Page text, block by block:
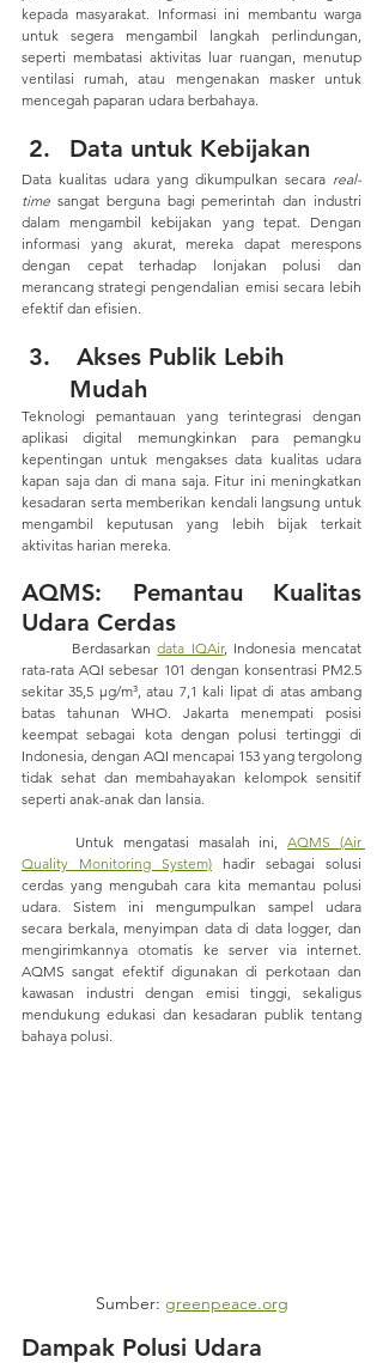
kepada masyarakat. Informasi ini membantu warga
untuk segera mengambil langkah perlindungan,
seperti membatasi aktivitas luar ruangan, menutup
ventilasi rumah, atau mengenakan masker untuk
mencegah paparan udara berbahaya.
Data untuk Kebijakan
Data kualitas udara yang dikumpulkan secara real-
time sangat berguna bagi pemerintah dan industri
dalam mengambil kebijakan yang tepat. Dengan
informasi yang akurat, mereka dapat merespons
dengan cepat terhadap lonjakan polusi dan
merancang strategi pengendalian emisi secara lebih
efektif dan efisien.
Akses Publik Lebih
Mudah
Teknologi pemantauan yang terintegrasi dengan
aplikasi digital memungkinkan para pemangku
kepentingan untuk mengakses data kualitas udara
kapan saja dan di mana saja. Fitur ini meningkatkan
kesadaran serta memberikan kendali langsung untuk
mengambil keputusan yang lebih bijak terkait
aktivitas harian mereka.
AQMS: Pemantau Kualitas
Udara Cerdas
	Berdasarkan
data IQAir, Indonesia mencatat
rata-rata AQI sebesar 101 dengan konsentrasi PM2.5
sekitar 35,5 µg/m³, atau 7,1 kali lipat di atas ambang
batas tahunan WHO. Jakarta menempati posisi
keempat sebagai kota dengan polusi tertinggi di
Indonesia, dengan AQI mencapai 153 yang tergolong
tidak sehat dan membahayakan kelompok sensitif
seperti anak-anak dan lansia.
	Untuk mengatasi masalah ini,
AQMS (Air
Quality Monitoring System) hadir sebagai solusi
cerdas yang mengubah cara kita memantau polusi
udara. Sistem ini mengumpulkan sampel udara
secara berkala, menyimpan data di data logger, dan
mengirimkannya otomatis ke server via internet.
AQMS sangat efektif digunakan di perkotaan dan
kawasan industri dengan emisi tinggi, sekaligus
mendukung edukasi dan kesadaran publik tentang
bahaya polusi.
Sumber: greenpeace.org
Dampak Polusi Udara